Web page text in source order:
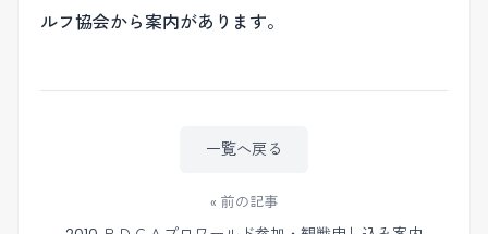
ルフ協会から案内があります。
« 前の記事
一覧へ戻る